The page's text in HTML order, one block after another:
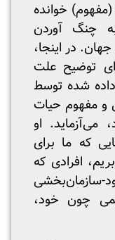
کتاب سوم از منطق هگل Begriff (مفهوم) خوانده
چنگ آوردن
در اینجا،
توضیح علت
شده توسط
و مفهوم حیات
می‌آزماید. او
که ما برای
افرادی که
سازمان‌بخشی
چون خود،